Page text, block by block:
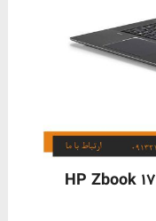
لپ تاپ اپن باکس اچ پی مدل HP Zbook 17